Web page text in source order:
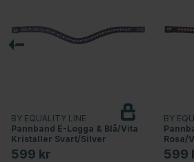
BY EQUALITY LINE
Pannband E-Logga & Blå/Vita
Kristaller Svart/Silver
599 kr
BY
Rosa/
Svart/
599